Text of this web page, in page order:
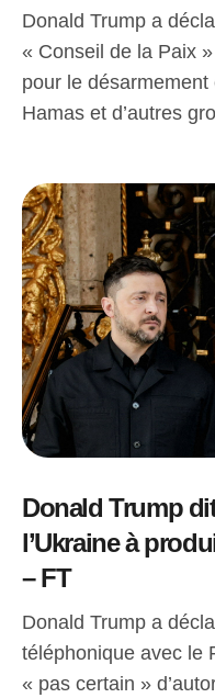
Donald Trump a
« Conseil de la Paix
pour le
Hamas et d’autres
Donald Trump
l’Ukraine à
– FT
Donald Trump a
téléphonique avec le
« pas certain »